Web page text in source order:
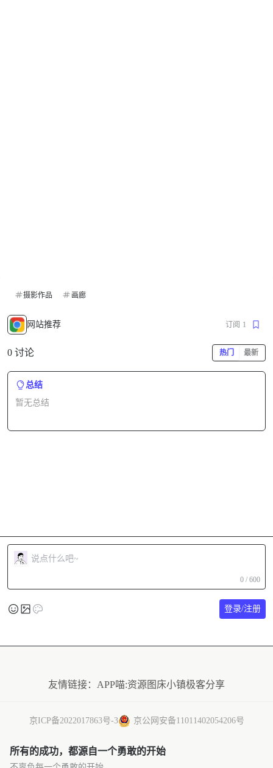
摄影作品 画廊
网站推荐 订阅 1
0 讨论 热门 最新
总结
暂无总结
0 / 600
登录/注册
友情链接： APP喵:资源 图床小镇极客分享
京ICP备2022017863号-3 京公网安备11011402054206号
所有的成功，都源自一个勇敢的开始